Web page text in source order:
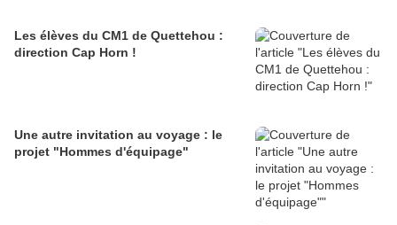
Les élèves du CM1 de Quettehou :
direction Cap Horn !
Une autre invitation au voyage : le
projet "Hommes d'équipage"